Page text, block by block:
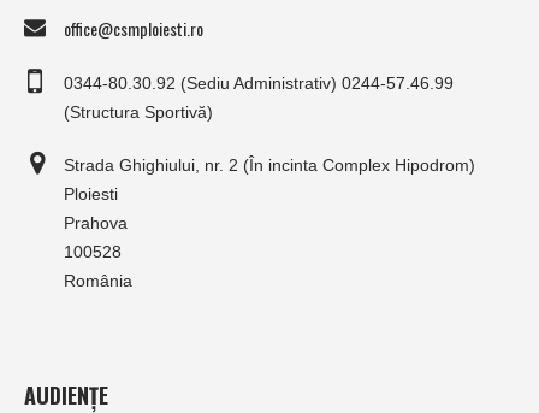
office@csmploiesti.ro
0344-80.30.92 (Sediu Administrativ) 0244-57.46.99
(Structura Sportivă)
Strada Ghighiului, nr. 2 (În incinta Complex Hipodrom)
Ploiesti
Prahova
100528
România
AUDIENȚE